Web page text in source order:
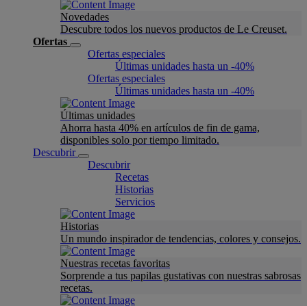
Novedades
Descubre todos los nuevos productos de Le Creuset.
Ofertas
Ofertas especiales
Últimas unidades hasta un -40%
Ofertas especiales
Últimas unidades hasta un -40%
Últimas unidades
Ahorra hasta 40% en artículos de fin de gama,
disponibles solo por tiempo limitado.
Descubrir
Descubrir
Recetas
Historias
Servicios
Historias
Un mundo inspirador de tendencias, colores y consejos.
Nuestras recetas favoritas
Sorprende a tus papilas gustativas con nuestras sabrosas
recetas.